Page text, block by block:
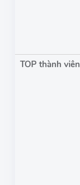
TOP thành viên